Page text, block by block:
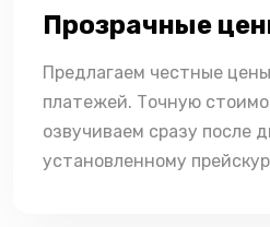
Прозрачные
Предлагаем честные
платежей. Точную
озвучиваем сразу после
установленному